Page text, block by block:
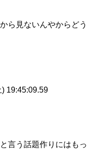
ら見ないんやからどう
) 19:45:09.59
言う話題作りにはもっ